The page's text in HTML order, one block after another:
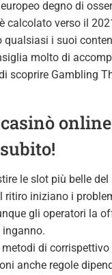
degno di
calcolato verso il
qualsiasi i suoi
molto di
scoprire Gambling
le slot più belle
ritiro iniziano i
gli operatori la
di
anche regole